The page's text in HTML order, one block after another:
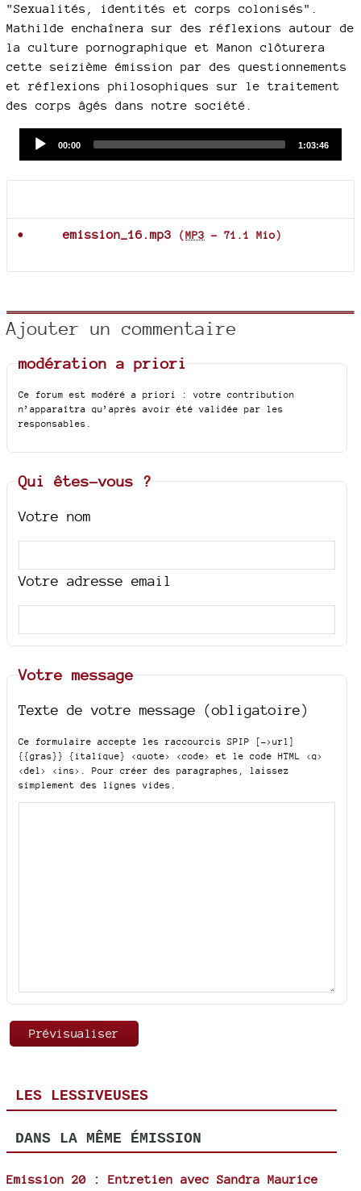
"Sexualités, identités et corps colonisés".
Mathilde enchaînera sur des réflexions autour de
la culture pornographique et Manon clôturera
cette seizième émission par des questionnements
et réflexions philosophiques sur le traitement
des corps âgés dans notre société.
Current
00:00
Total
1:03:46
emission_16.mp3 (MP3 - 71.1 Mio)
Ajouter un commentaire
modération a priori
Ce forum est modéré a priori : votre contribution
n’apparaîtra qu’après avoir été validée par les
responsables.
Qui êtes-vous ?
Votre nom
Votre adresse email
Votre message
Texte de votre message (obligatoire)
Ce formulaire accepte les raccourcis SPIP
[->url]
{{gras}} {italique} <quote> <code>
et le code HTML <q>
<del> <ins>
. Pour créer des paragraphes, laissez
simplement des lignes vides.
LES LESSIVEUSES
DANS LA MÊME ÉMISSION
Emission 20 : Entretien avec Sandra Maurice